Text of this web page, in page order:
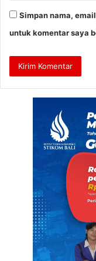
Simpan nama,
untuk komentar saya